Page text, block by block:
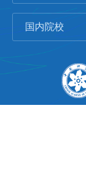
国内院校